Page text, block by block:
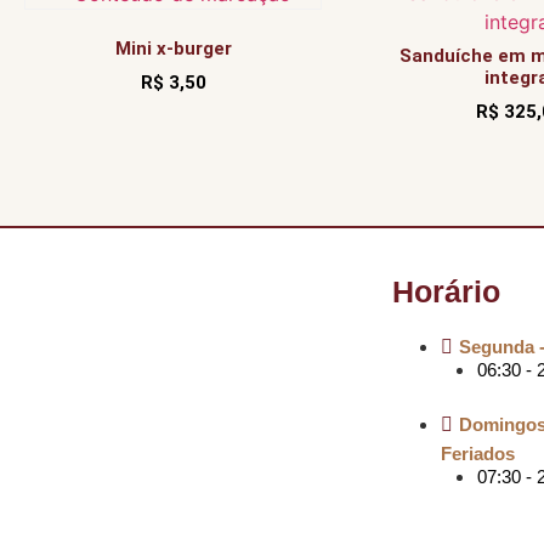
Mini x-burger
R$ 3,50
Sanduíche em
R$
Horário
Segunda
06:30 -
Feriados
07:30 -